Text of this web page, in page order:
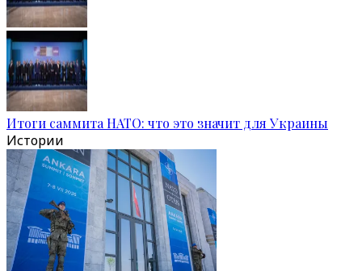
Итоги саммита НАТО: что это значит для Украины
Истории